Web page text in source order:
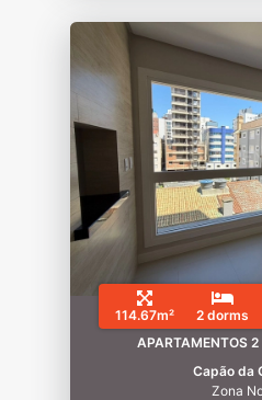
114.67m² 2 dorms
APARTAMENTOS 2
Capão da
Zona